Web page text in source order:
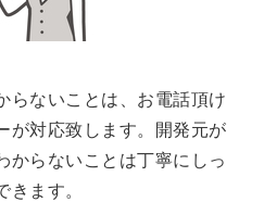
らないことは、お電話頂け
が対応致します。開発元が
からないことは丁寧にしっ
きます。